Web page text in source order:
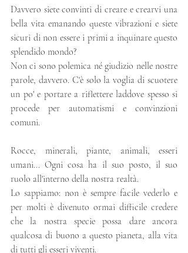
Davvero siete convinti di creare e crearvi una
bella vita emanando queste vibrazioni e siete
sicuri di non essere i primi a inquinare questo
splendido mondo?
Non ci sono polemica né giudizio nelle nostre
parole, davvero. C'è solo la voglia di scuotere
un po' e portare a riflettere laddove spesso si
procede per automatismi e convinzioni
comuni.
Rocce, minerali, piante, animali, esseri
umani... Ogni cosa ha il suo posto, il suo
ruolo all'interno della nostra realtà.
Lo sappiamo: non è sempre facile vederlo e
per molti è divenuto ormai difficile credere
che la nostra specie possa dare ancora
qualcosa di buono a questo pianeta, alla vita
di tutti gli esseri viventi.